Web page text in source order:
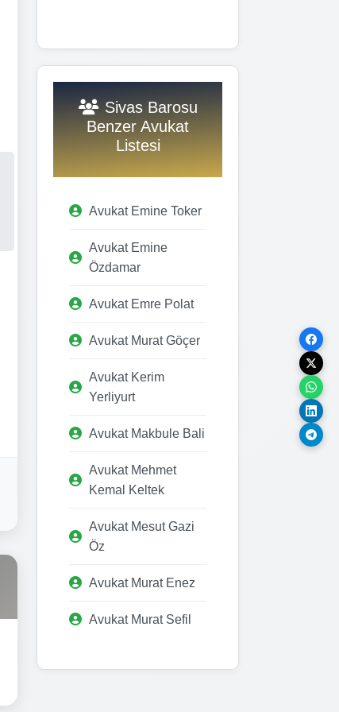
Sivas Barosu
Benzer Avukat
Listesi
Avukat Emine Toker
Avukat Emine
Özdamar
Avukat Emre Polat
Avukat Murat Göçer
Avukat Kerim
Yerliyurt
Avukat Makbule Bali
Avukat Mehmet
Kemal Keltek
Avukat Mesut Gazi
Öz
Avukat Murat Enez
Avukat Murat Sefil